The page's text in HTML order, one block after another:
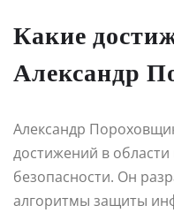
Какие
Александр
Александр
достижений в
безопасности. Он
алгоритмы защиты